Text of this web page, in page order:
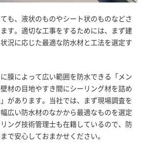
も、液状のものやシート状のものなどさ
す。適切な工事をするためには、まず建
況に応じた最適な防水材と工法を選定す
膜によって広い範囲を防水できる「メン
材の目地やすき間にシーリング材を詰め
があります。当社では、まず現場調査を
広い防水材のなかから最適なものを選定
ング技術管理士も在籍しているので、防
で安心しておまかせください。